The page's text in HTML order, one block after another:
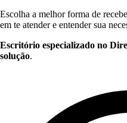
Escolha a melhor forma de
em te atender e entender sua
Escritório especializado no
solução.